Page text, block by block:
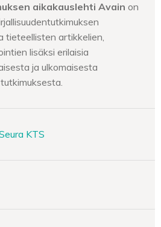
aikakauslehti Avain on
tieteellisten artikkelien,
lisäksi erilaisia
ja ulkomaisesta
KTS